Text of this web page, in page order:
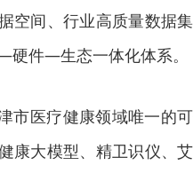
空间、行业高质量数据
件—生态一体化体系。
市医疗健康领域唯一的
康大模型、精卫识仪、